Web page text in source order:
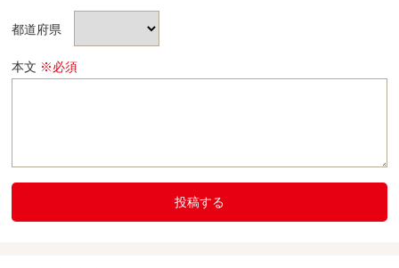
都道府県
本文 ※必須
投稿する